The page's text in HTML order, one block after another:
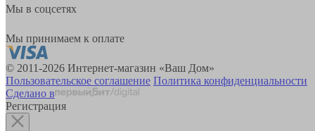
Мы в соцсетях
Мы принимаем к оплате
© 2011-2026 Интернет-магазин «Ваш Дом»
Пользовательское соглашение Политика конфиденциальности
Сделано в
Регистрация